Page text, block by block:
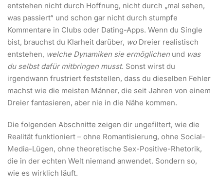
entstehen nicht durch Hoffnung, nicht durch „mal sehen,
was passiert“ und schon gar nicht durch stumpfe
Kommentare in Clubs oder Dating-Apps. Wenn du Single
bist, brauchst du Klarheit darüber, woDreier realistisch
entstehen, welche Dynamiken sie ermöglichen und was
du selbst dafür mitbringen musst. Sonst wirst du
irgendwann frustriert feststellen, dass du dieselben Fehler
machst wie die meisten Männer, die seit Jahren von einem
Dreier fantasieren, aber nie in die Nähe kommen.
Die folgenden Abschnitte zeigen dir ungefiltert, wie die
Realität funktioniert – ohne Romantisierung, ohne Social-
Media-Lügen, ohne theoretische Sex-Positive-Rhetorik,
die in der echten Welt niemand anwendet. Sondern so,
wie es wirklich läuft.